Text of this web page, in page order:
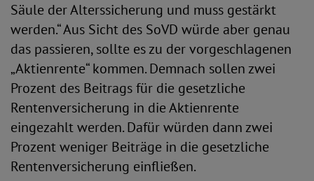
Säule der Alterssicherung und muss gestärkt
werden.“ Aus Sicht des SoVD würde aber genau
das passieren, sollte es zu der vorgeschlagenen
„Aktienrente“ kommen. Demnach sollen zwei
Prozent des Beitrags für die gesetzliche
Rentenversicherung in die Aktienrente
eingezahlt werden. Dafür würden dann zwei
Prozent weniger Beiträge in die gesetzliche
Rentenversicherung einfließen.